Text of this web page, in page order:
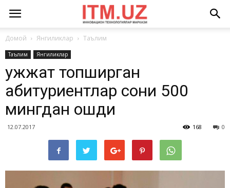
Домой Янгиликлар Таълим
Таълим Янгиликлар
Ҳужжат топширган
абитуриентлар сони 500
мингдан ошди
12.07.2017 0
168